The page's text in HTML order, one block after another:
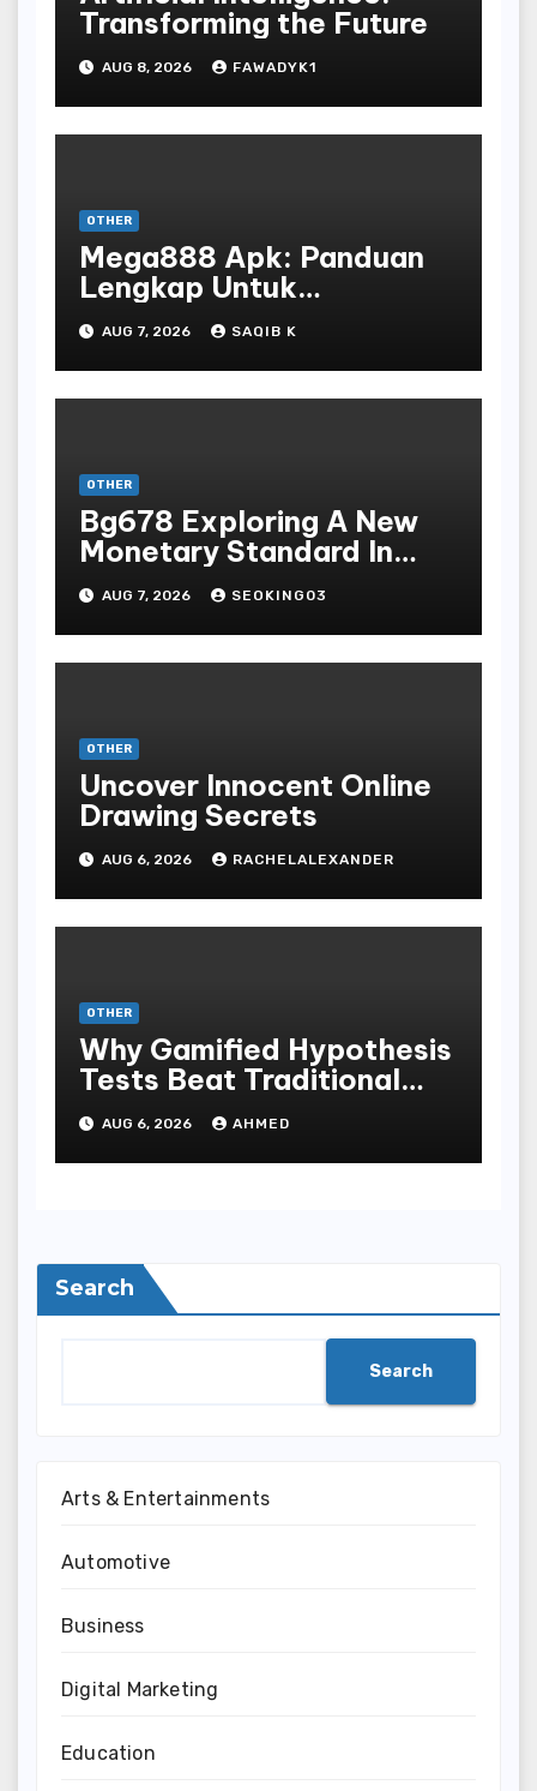
Transforming the Future
AUG 8, 2026 FAWADYK1
OTHER
Mega888 Apk: Panduan
Lengkap Untuk
Mengunduh, Instalasi, Dan
Bermain Slot Online
Terpopuler
AUG 7, 2026 SAQIB K
OTHER
Bg678 Exploring A New
Monetary Standard In
Bodoni Online
Entertainment
AUG 7, 2026 SEOKING03
OTHER
Uncover Innocent Online
Drawing Secrets
AUG 6, 2026 RACHELALEXANDER
OTHER
Why Gamified Hypothesis
Tests Beat Traditional
Meditate Methods
AUG 6, 2026 AHMED
Search
Search
Arts & Entertainments
Automotive
Business
Digital Marketing
Education